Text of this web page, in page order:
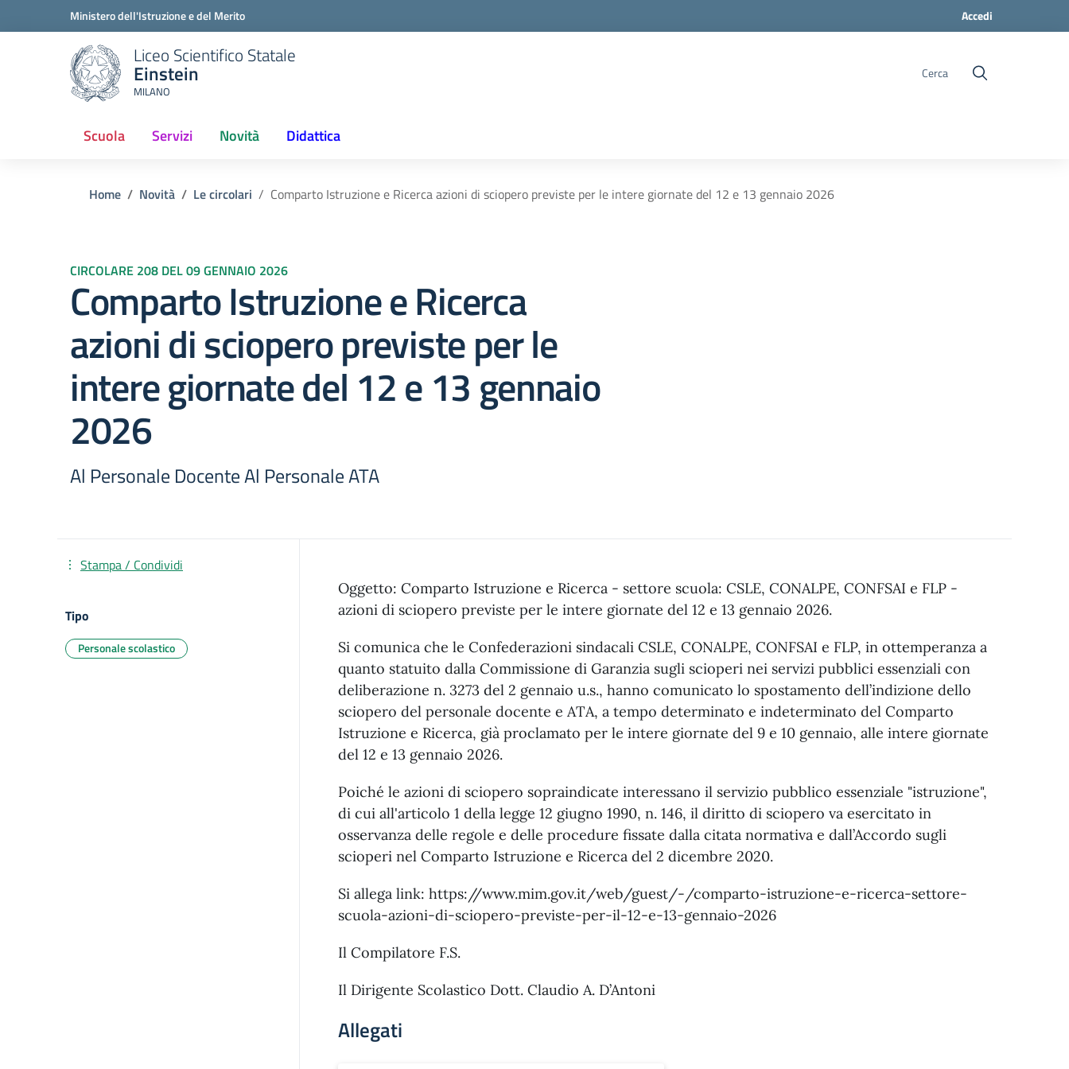
Ministero dell'Istruzione e del Merito Accedi
Liceo Scientifico Statale
Einstein
MILANO
Cerca
Scuola Servizi Novità Didattica
Home Novità Le circolari Comparto Istruzione e Ricerca azioni di sciopero previste per le intere giornate del 12 e 13 gennaio 2026
CIRCOLARE 208 DEL 09 GENNAIO 2026
Comparto Istruzione e Ricerca
azioni di sciopero previste per le
intere giornate del 12 e 13 gennaio
2026
Al Personale Docente Al Personale ATA
Stampa / Condividi
Tipo
Personale scolastico
Oggetto: Comparto Istruzione e Ricerca - settore scuola: CSLE, CONALPE, CONFSAI e FLP -
azioni di sciopero previste per le intere giornate del 12 e 13 gennaio 2026.
Si comunica che le Confederazioni sindacali CSLE, CONALPE, CONFSAI e FLP, in ottemperanza a
quanto statuito dalla Commissione di Garanzia sugli scioperi nei servizi pubblici essenziali con
deliberazione n. 3273 del 2 gennaio u.s., hanno comunicato lo spostamento dell’indizione dello
sciopero del personale docente e ATA, a tempo determinato e indeterminato del Comparto
Istruzione e Ricerca, già proclamato per le intere giornate del 9 e 10 gennaio, alle intere giornate
del 12 e 13 gennaio 2026.
Poiché le azioni di sciopero sopraindicate interessano il servizio pubblico essenziale "istruzione",
di cui all'articolo 1 della legge 12 giugno 1990, n. 146, il diritto di sciopero va esercitato in
osservanza delle regole e delle procedure fissate dalla citata normativa e dall’Accordo sugli
scioperi nel Comparto Istruzione e Ricerca del 2 dicembre 2020.
Si allega link: https://www.mim.gov.it/web/guest/-/comparto-istruzione-e-ricerca-settore-
scuola-azioni-di-sciopero-previste-per-il-12-e-13-gennaio-2026
Il Compilatore F.S.
Il Dirigente Scolastico Dott. Claudio A. D’Antoni
Allegati